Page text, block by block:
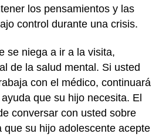
los pensamientos y las
control durante una crisis.
se niega a ir a la visita,
de la salud mental. Si usted
con el médico, continuará
que su hijo necesita. El
conversar con usted sobre
que su hijo adolescente acepte